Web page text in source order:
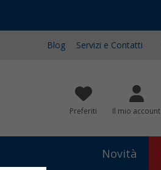
Blog Servizi e Contatti
Preferiti Il mio account
Novità